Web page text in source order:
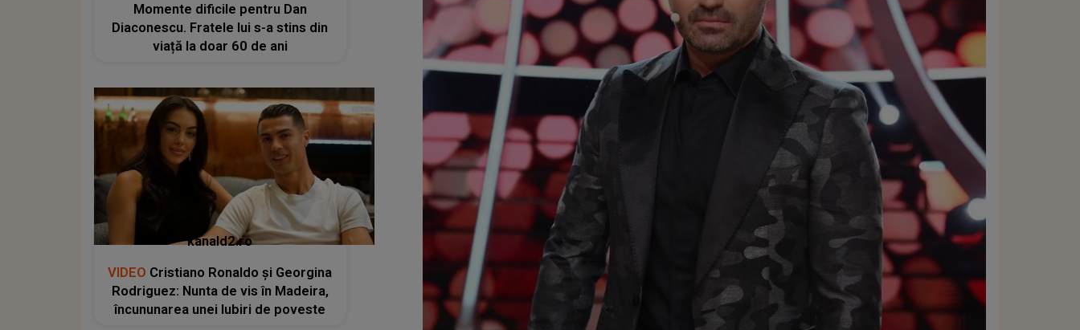
Momente dificile pentru Dan
Diaconescu. Fratele lui s-a stins din
viață la doar 60 de ani
kanald2.ro
VIDEO Cristiano Ronaldo și Georgina
Rodriguez: Nunta de vis în Madeira,
încununarea unei Iubiri de poveste